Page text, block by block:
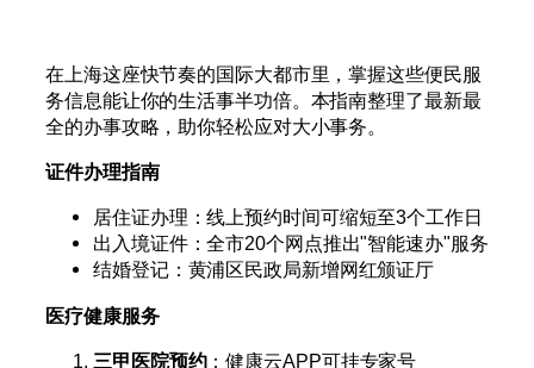
在上海这座快节奏的国际大都市里，掌握这些便民服
务信息能让你的生活事半功倍。本指南整理了最新最
全的办事攻略，助你轻松应对大小事务。
证件办理指南
居住证办理：线上预约时间可缩短至3个工作日
出入境证件：全市20个网点推出"智能速办"服务
结婚登记：黄浦区民政局新增网红颁证厅
医疗健康服务
三甲医院预约：健康云APP可挂专家号